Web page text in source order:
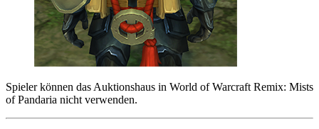
Spieler können das Auktionshaus in World of Warcraft Remix: Mists
of Pandaria nicht verwenden.